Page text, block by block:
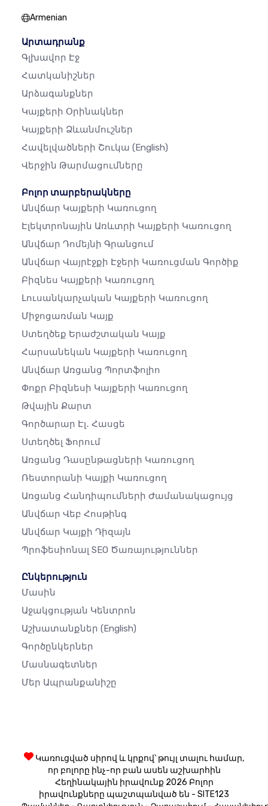
Armenian
Արտադրանք
Գլխավոր Էջ
Հատկանիշներ
Արձագանքներ
Կայքերի Օրինակներ
Կայքերի Ձևանմուշներ
Հավելվածների Շուկա (English)
Վերջին Թարմացումները
Բոլոր տարբերակները
Անվճար Կայքերի Կառուցող
Էլեկտրոնային Առևտրի Կայքերի Կառուցող
Անվճար Դոմեյնի Գրանցում
Անվճար Վայրէջքի Էջերի Կառուցման Գործիք
Բիզնես Կայքերի Կառուցող
Լուսանկարչական Կայքերի Կառուցող
Միջոցառման Կայք
Ստեղծեք Երաժշտական ​​կայք
Հարսանեկան Կայքերի Կառուցող
Անվճար Առցանց Պորտֆոլիո
Փոքր Բիզնեսի Կայքերի Կառուցող
Թվային Քարտ
Գործարար Էլ․ Հասցե
Ստեղծել Ֆորում
Առցանց Դասընթացների Կառուցող
Ռեստորանի Կայքի Կառուցող
Առցանց Հանդիպումների Ժամանակացույց
Անվճար Վեբ Հոսթինգ
Անվճար Կայքի Դիզայն
Պրոֆեսիոնալ SEO Ծառայություններ
Ընկերություն
Մասին
Աջակցության Կենտրոն
Աշխատանքներ (English)
Գործընկերներ
Մասնագետներ
Մեր Ապրանքանիշը
Կառուցված սիրով և կրքով՝ թույլ տալու համար,
որ բոլորը ինչ-որ բան ասեն աշխարհին
Հեղինակային իրավունք 2026 Բոլոր
իրավունքները պաշտպանված են - SITE123